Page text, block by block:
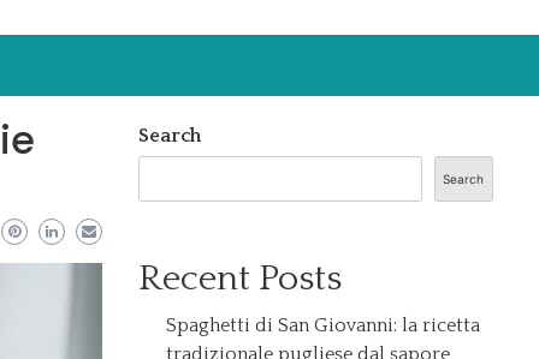
Search
Search
Recent Posts
Spaghetti di San Giovanni: la ricetta
tradizionale pugliese dal sapore